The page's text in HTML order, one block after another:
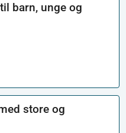
barn, unge og
store og